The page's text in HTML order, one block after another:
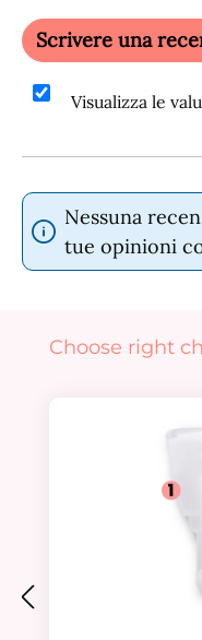
Scrivere una
Visualizza le
Nessuna
tue opinioni
Salta la galleria
Choose right